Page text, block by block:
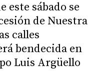
este sábado se
de Nuestra
calles
bendecida en
Luis Argüello